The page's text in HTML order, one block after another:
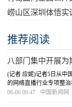
推荐阅读
八部门集中开展
(记者 应妮)记者5日从中
的网络直播行业专项整
范，以及网络直播打赏
06-06 09:47 中国新闻网